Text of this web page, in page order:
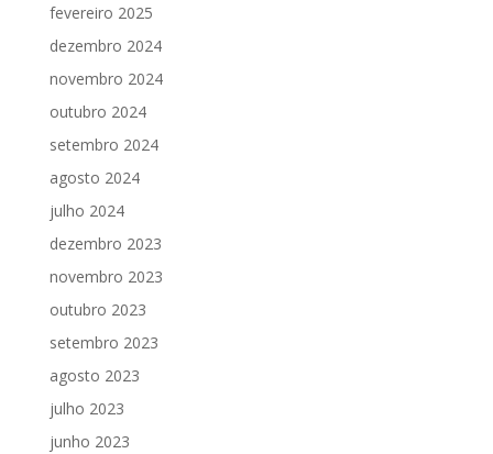
fevereiro 2025
dezembro 2024
novembro 2024
outubro 2024
setembro 2024
agosto 2024
julho 2024
dezembro 2023
novembro 2023
outubro 2023
setembro 2023
agosto 2023
julho 2023
junho 2023